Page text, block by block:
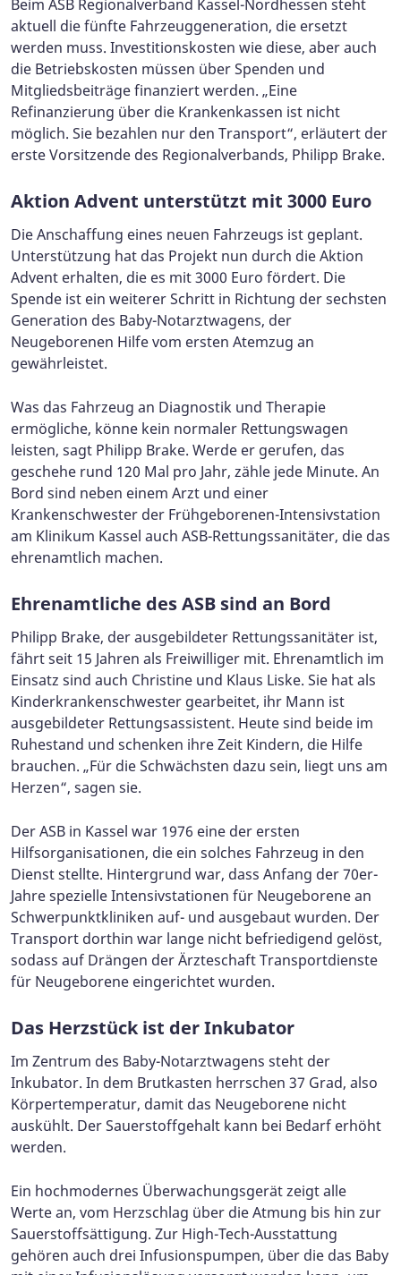
Beim ASB Regionalverband Kassel-Nordhessen steht
aktuell die fünfte Fahrzeuggeneration, die ersetzt
werden muss. Investitionskosten wie diese, aber auch
die Betriebskosten müssen über Spenden und
Mitgliedsbeiträge finanziert werden. „Eine
Refinanzierung über die Krankenkassen ist nicht
möglich. Sie bezahlen nur den Transport“, erläutert der
erste Vorsitzende des Regionalverbands, Philipp Brake.
Aktion Advent unterstützt mit 3000 Euro
Die Anschaffung eines neuen Fahrzeugs ist geplant.
Unterstützung hat das Projekt nun durch die Aktion
Advent erhalten, die es mit 3000 Euro fördert. Die
Spende ist ein weiterer Schritt in Richtung der sechsten
Generation des Baby-Notarztwagens, der
Neugeborenen Hilfe vom ersten Atemzug an
gewährleistet.
Was das Fahrzeug an Diagnostik und Therapie
ermögliche, könne kein normaler Rettungswagen
leisten, sagt Philipp Brake. Werde er gerufen, das
geschehe rund 120 Mal pro Jahr, zähle jede Minute. An
Bord sind neben einem Arzt und einer
Krankenschwester der Frühgeborenen-Intensivstation
am Klinikum Kassel auch ASB-Rettungssanitäter, die das
ehrenamtlich machen.
Ehrenamtliche des ASB sind an Bord
Philipp Brake, der ausgebildeter Rettungssanitäter ist,
fährt seit 15 Jahren als Freiwilliger mit. Ehrenamtlich im
Einsatz sind auch Christine und Klaus Liske. Sie hat als
Kinderkrankenschwester gearbeitet, ihr Mann ist
ausgebildeter Rettungsassistent. Heute sind beide im
Ruhestand und schenken ihre Zeit Kindern, die Hilfe
brauchen. „Für die Schwächsten dazu sein, liegt uns am
Herzen“, sagen sie.
Der ASB in Kassel war 1976 eine der ersten
Hilfsorganisationen, die ein solches Fahrzeug in den
Dienst stellte. Hintergrund war, dass Anfang der 70er-
Jahre spezielle Intensivstationen für Neugeborene an
Schwerpunktkliniken auf- und ausgebaut wurden. Der
Transport dorthin war lange nicht befriedigend gelöst,
sodass auf Drängen der Ärzteschaft Transportdienste
für Neugeborene eingerichtet wurden.
Das Herzstück ist der Inkubator
Im Zentrum des Baby-Notarztwagens steht der
Inkubator. In dem Brutkasten herrschen 37 Grad, also
Körpertemperatur, damit das Neugeborene nicht
auskühlt. Der Sauerstoffgehalt kann bei Bedarf erhöht
werden.
Ein hochmodernes Überwachungsgerät zeigt alle
Werte an, vom Herzschlag über die Atmung bis hin zur
Sauerstoffsättigung. Zur High-Tech-Ausstattung
gehören auch drei Infusionspumpen, über die das Baby